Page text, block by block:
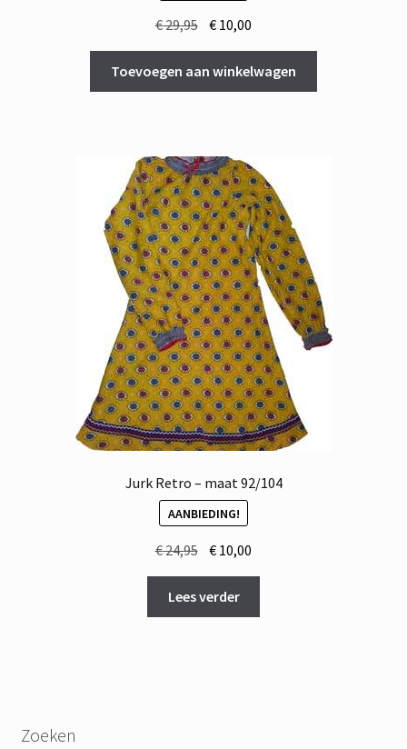
€29,95 Oorspronkelijke
prijs
was:
€ 29,95.
€ 10,00
prijs
is:
€ 10,00.
Toevoegen aan winkelwagen
Jurk Retro – maat 92/104
AANBIEDING!
€24,95 Oorspronkelijke
prijs
was:
€ 24,95.
€ 10,00
prijs
€ 10,00.
Lees verder
Zoeken